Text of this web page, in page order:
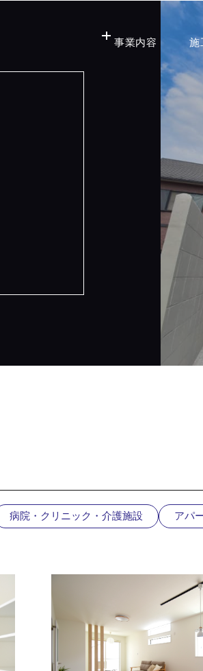
事業内容 施
病院・クリニック・介護施設 アパ